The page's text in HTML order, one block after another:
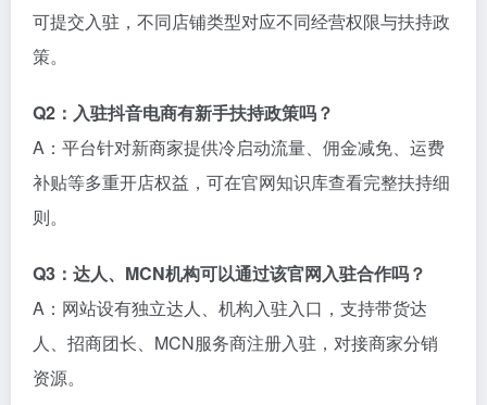
可提交入驻，不同店铺类型对应不同经营权限与扶持政
策。
Q2：入驻抖音电商有新手扶持政策吗？
A：平台针对新商家提供冷启动流量、佣金减免、运费
补贴等多重开店权益，可在官网知识库查看完整扶持细
则。
Q3：达人、MCN机构可以通过该官网入驻合作吗？
A：网站设有独立达人、机构入驻入口，支持带货达
人、招商团长、MCN服务商注册入驻，对接商家分销
资源。